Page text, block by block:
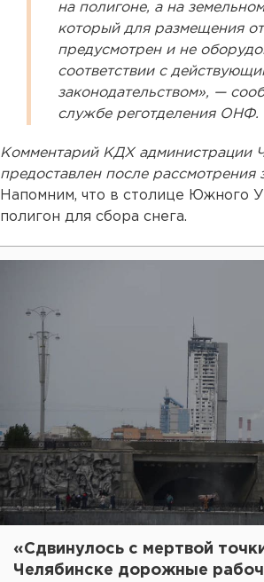
на полигоне, а на
который для размещения
предусмотрен и не
соответствии с
законодательством», —
службе реготделения ОНФ.
Комментарий КДХ администрации
предоставлен после рассмотрения
Напомним, что в столице Южного
полигон для сбора снега.
«Сдвинулось с мертвой
Челябинске дорожные